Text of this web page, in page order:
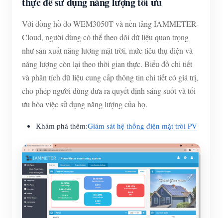
Với đồng hồ đo WEM3050T và nền tảng IAMMETER-
Cloud, người dùng có thể theo dõi dữ liệu quan trọng
như sản xuất năng lượng mặt trời, mức tiêu thụ điện và
năng lượng còn lại theo thời gian thực. Biểu đồ chi tiết
và phân tích dữ liệu cung cấp thông tin chi tiết có giá trị,
cho phép người dùng đưa ra quyết định sáng suốt và tối
ưu hóa việc sử dụng năng lượng của họ.
Khám phá thêm:Giám sát hệ thống điện mặt trời PV